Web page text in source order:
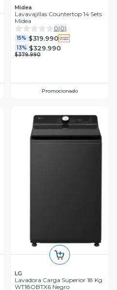
Midea
Lavavajillas Countertop 14 Sets
Midea
0(0)
15% $319.990
13% $329.990
$379.990
Promocionado
LG
Lavadora Carga Superior 18 Kg
WT18OBTX6 Negro